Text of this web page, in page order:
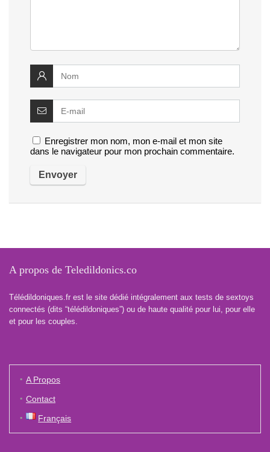
Enregistrer mon nom, mon e-mail et mon site
dans le navigateur pour mon prochain commentaire.
A propos de Teledildonics.co
Télédildoniques.fr est le site dédié intégralement aux tests de sextoys
connectés (dits “télédildoniques”) ou de haute qualité pour lui, pour elle
et pour les couples.
A Propos
Contact
Français